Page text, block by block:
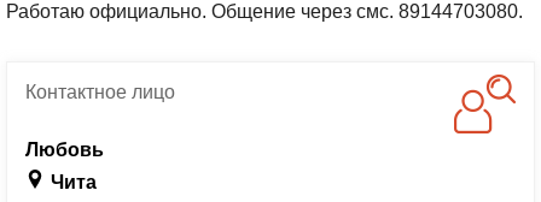
Работаю официально. Общение через смс. 89144703080.
Контактноелицо
Любовь
Чита